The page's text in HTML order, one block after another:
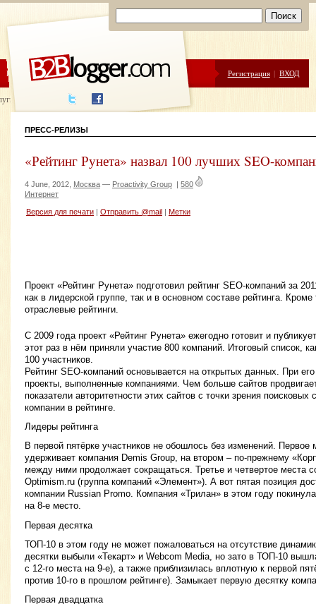
ЦЕНЫ ПОМОЩЬ Регистрация | ВХОД
написания
ПРЕСС-РЕЛИЗЫ
«Рейтинг Рунета» назвал 100 лучших SEO-
4 June, 2012, Москва — Proactivity Group | 580
Интернет
Версия для печати Отправить @mail Метки
Проект «Рейтинг Рунета» подготовил рейтинг SEO-компаний за
как в лидерской группе, так и в основном составе рейтинга.
отраслевые рейтинги.
С 2009 года проект «Рейтинг Рунета» ежегодно готовит и
этот раз в нём приняли участие 800 компаний. Итоговый список,
100 участников.
Рейтинг SEO-компаний основывается на открытых данных. При
проекты, выполненные компаниями. Чем больше сайтов
показатели авторитетности этих сайтов с точки зрения
компании в рейтинге.
Лидеры рейтинга
В первой пятёрке участников не обошлось без изменений. Первое
удерживает компания Demis Group, на втором – по-прежнему
между ними продолжает сокращаться. Третье и четвертое места
Optimism.ru (группа компаний «Элемент»). А вот пятая позиция
компании Russian Promo. Компания «Трилан» в этом году
на 8-е место.
Первая десятка
ТОП-10 в этом году не может пожаловаться на отсутствие
десятки выбыли «Текарт» и Webcom Media, но зато в ТОП-10
с 12-го места на 9-е), а также приблизилась вплотную к первой
против 10-го в прошлом рейтинге). Замыкает первую десятку
Первая двадцатка